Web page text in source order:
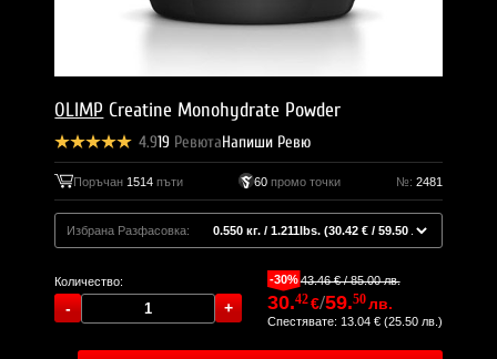
OLIMP Creatine Monohydrate Powder
4.919 РевютаНапиши Ревю
Поръчан 1514 пъти 60промо точки №: 2481
Избрана Разфасовка:
Количество: -30%43.46 € / 85.00 лв.
30.42€/59.50лв.
Спестявате: 13.04 € (25.50 лв.)